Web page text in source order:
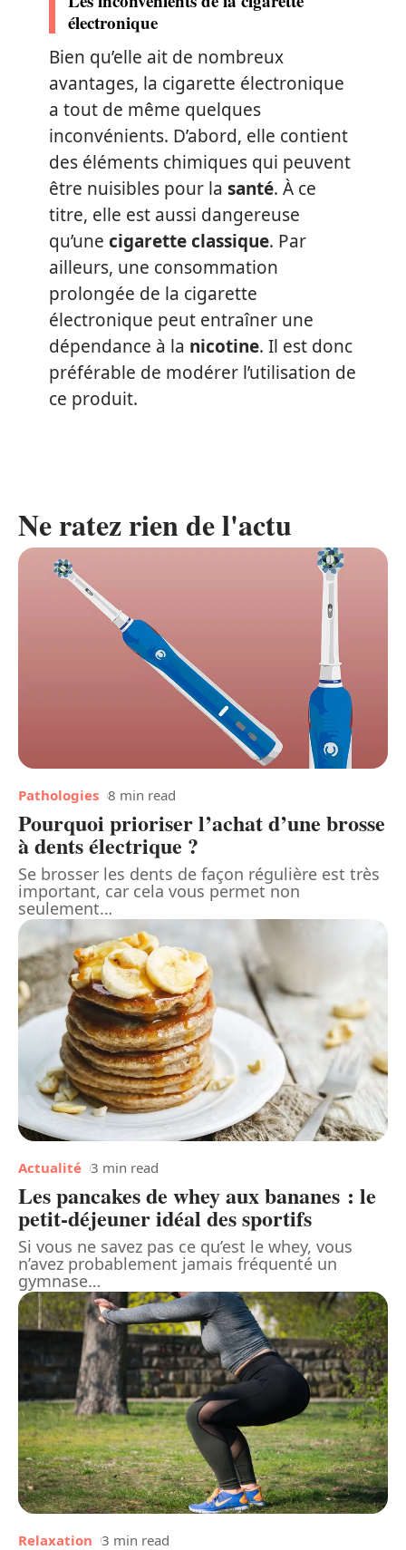
électronique
Bien qu’elle ait de nombreux
avantages, la cigarette électronique
a tout de même quelques
inconvénients. D’abord, elle contient
des éléments chimiques qui peuvent
être nuisibles pour la santé. À ce
titre, elle est aussi dangereuse
qu’une cigarette classique. Par
ailleurs, une consommation
prolongée de la cigarette
électronique peut entraîner une
dépendance à la nicotine. Il est donc
préférable de modérer l’utilisation de
ce produit.
Ne ratez rien de l'actu
Pathologies 8 min read
Pourquoi prioriser l’achat d’une brosse
à dents électrique ?
Se brosser les dents de façon régulière est très
important, car cela vous permet non
seulement…
Actualité 3 min read
Les pancakes de whey aux bananes : le
petit-déjeuner idéal des sportifs
Si vous ne savez pas ce qu’est le whey, vous
n’avez probablement jamais fréquenté un
gymnase…
Relaxation 3 min read